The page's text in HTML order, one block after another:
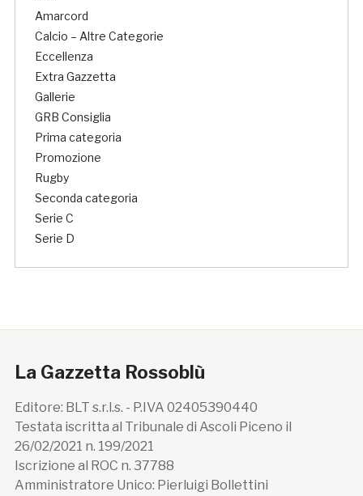
Amarcord
Calcio – Altre Categorie
Eccellenza
Extra Gazzetta
Gallerie
GRB Consiglia
Prima categoria
Promozione
Rugby
Seconda categoria
Serie C
Serie D
La Gazzetta Rossoblù
Editore: BLT s.r.l.s. - P.IVA 02405390440
Testata iscritta al Tribunale di Ascoli Piceno il
26/02/2021 n. 199/2021
Iscrizione al ROC n. 37788
Amministratore Unico: Pierluigi Bollettini